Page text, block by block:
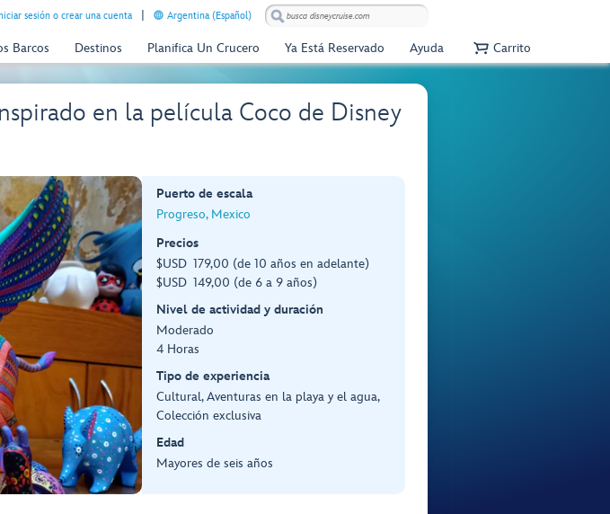
sesión o crear una cuenta Argentina (Español)
Barcos Destinos Planifica Un Crucero Ya Está Reservado Ayuda Carrito
en la película Coco de Disney
Puerto de escala
Progreso, Mexico
Precios
$USD 179,00 (de 10 años en adelante)
$USD 149,00 (de 6 a 9 años)
Nivel de actividad y duración
Moderado
4 Horas
Tipo de experiencia
Cultural, Aventuras en la playa y el agua,
Colección exclusiva
Edad
Mayores de seis años